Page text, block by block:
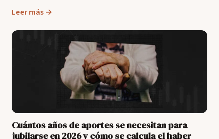
Leer más →
Cuántos años de aportes se necesitan para
jubilarse en 2026 y cómo se calcula el haber